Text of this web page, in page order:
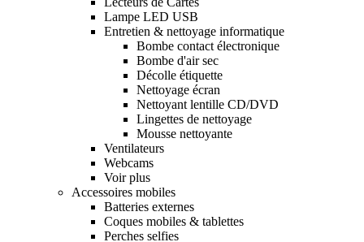
Lampe LED USB
Entretien & nettoyage informatique
Bombe contact électronique
Bombe d'air sec
Décolle étiquette
Nettoyage écran
Nettoyant lentille CD/DVD
Lingettes de nettoyage
Mousse nettoyante
Ventilateurs
Webcams
Voir plus
Accessoires mobiles
Batteries externes
Coques mobiles & tablettes
Perches selfies